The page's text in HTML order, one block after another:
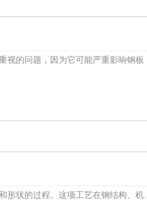
视的问题，因为它可能严重影响钢板
状的过程。这项工艺在钢结构、机...